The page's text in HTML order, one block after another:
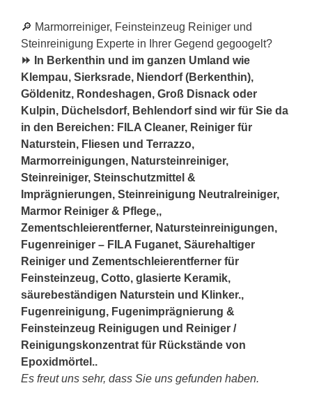
🔎 Marmorreiniger, Feinsteinzeug Reiniger und
Steinreinigung Experte in Ihrer Gegend gegoogelt?
⏩ In Berkenthin und im ganzen Umland wie
Klempau, Sierksrade, Niendorf (Berkenthin),
Göldenitz, Rondeshagen, Groß Disnack oder
Kulpin, Düchelsdorf, Behlendorf sind wir für Sie da
in den Bereichen: FILA Cleaner, Reiniger für
Naturstein, Fliesen und Terrazzo,
Marmorreinigungen, Natursteinreiniger,
Steinreiniger, Steinschutzmittel &
Imprägnierungen, Steinreinigung Neutralreiniger,
Marmor Reiniger & Pflege,,
Zementschleierentferner, Natursteinreinigungen,
Fugenreiniger – FILA Fuganet, Säurehaltiger
Reiniger und Zementschleierentferner für
Feinsteinzeug, Cotto, glasierte Keramik,
säurebeständigen Naturstein und Klinker.,
Fugenreinigung, Fugenimprägnierung &
Feinsteinzeug Reinigugen und Reiniger /
Reinigungskonzentrat für Rückstände von
Epoxidmörtel..
Es freut uns sehr, dass Sie uns gefunden haben.